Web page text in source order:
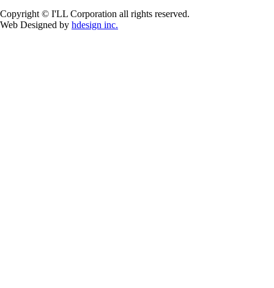
Copyright © I'LL Corporation all rights reserved.
Web Designed by hdesign inc.